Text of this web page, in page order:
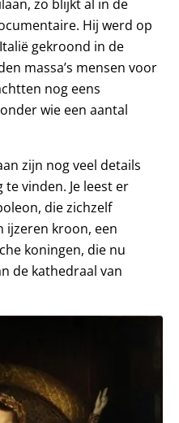
zo blijkt al in de
Hij werd op
gekroond in de
massa’s mensen voor
nog eens
wie een aantal
zijn nog veel details
vinden. Je leest er
die zichzelf
ijzeren kroon, een
koningen, die nu
de kathedraal van